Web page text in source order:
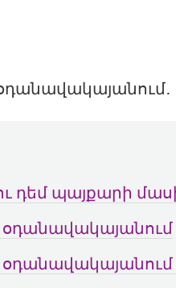
դեմ պայքարի
օդանավակայանում